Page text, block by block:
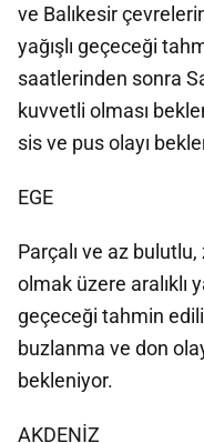
ve Balıkesir
yağışlı geçeceği
saatlerinden sonra
kuvvetli olması
sis ve pus olayı
EGE
Parçalı ve az
olmak üzere aralıklı
geçeceği tahmin
buzlanma ve don
bekleniyor.
AKDENİZ